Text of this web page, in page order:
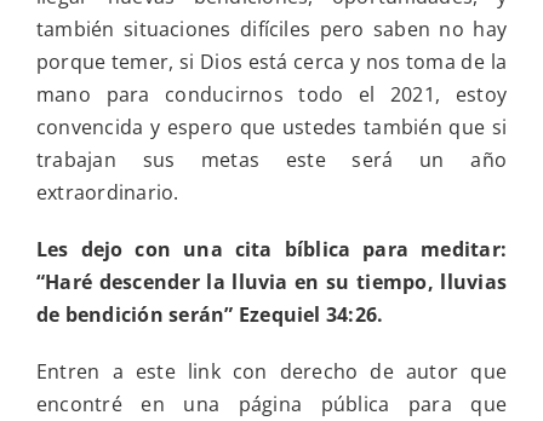
también situaciones difíciles pero saben no hay
porque temer, si Dios está cerca y nos toma de la
mano para conducirnos todo el 2021, estoy
convencida y espero que ustedes también que si
trabajan sus metas este será un año
extraordinario.
Les dejo con una cita bíblica para meditar:
“Haré descender la lluvia en su tiempo, lluvias
de bendición serán” Ezequiel 34:26.
Entren a este link con derecho de autor que
encontré en una página pública para que